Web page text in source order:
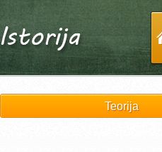
Teorija